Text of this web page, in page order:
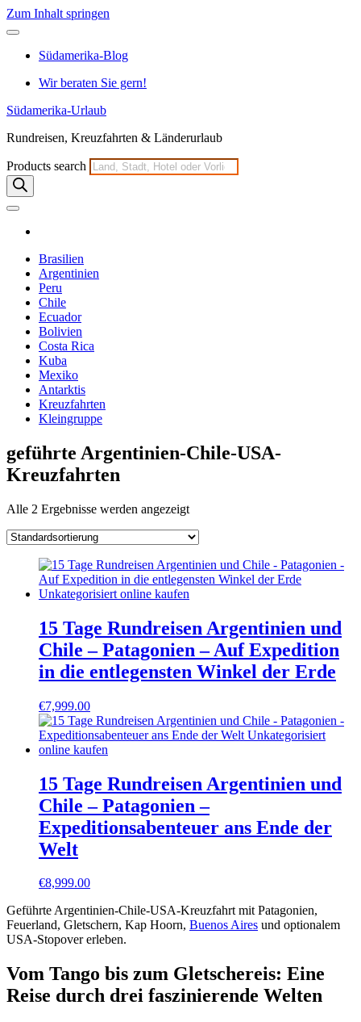
Zum Inhalt springen
Südamerika-Blog
Wir beraten Sie gern!
Südamerika-Urlaub
Rundreisen, Kreuzfahrten & Länderurlaub
Products search
Brasilien
Argentinien
Peru
Chile
Ecuador
Bolivien
Costa Rica
Kuba
Mexiko
Antarktis
Kreuzfahrten
Kleingruppe
geführte Argentinien-Chile-USA-
Kreuzfahrten
Alle 2 Ergebnisse werden angezeigt
15 Tage Rundreisen Argentinien und
Chile – Patagonien – Auf Expedition
in die entlegensten Winkel der Erde
€7,999.00
15 Tage Rundreisen Argentinien und
Chile – Patagonien –
Expeditionsabenteuer ans Ende der
Welt
€8,999.00
Geführte Argentinien-Chile-USA-Kreuzfahrt mit Patagonien,
Feuerland, Gletschern, Kap Hoorn, Buenos Aires und optionalem
USA-Stopover erleben.
Vom Tango bis zum Gletschereis: Eine
Reise durch drei faszinierende Welten